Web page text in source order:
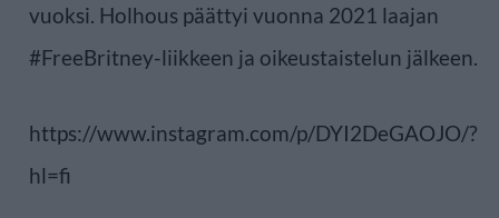
vuoksi. Holhous päättyi vuonna 2021 laajan
#FreeBritney-liikkeen ja oikeustaistelun jälkeen.
https://www.instagram.com/p/DYI2DeGAOJO/?
hl=fi